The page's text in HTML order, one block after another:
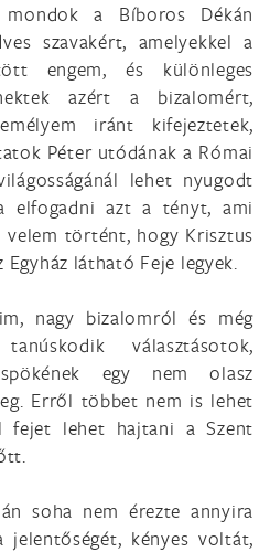
mondok a Bíboros Dékán
szavakért, amelyekkel a
engem, és különleges
azért a bizalomért,
iránt kifejeztetek,
Péter utódának a Római
lehet nyugodt
elfogadni azt a tényt, ami
történt, hogy Krisztus
látható Feje legyek.
nagy bizalomról és még
választásotok,
egy nem olasz
Erről többet nem is lehet
fejet lehet hajtani a Szent
soha nem érezte annyira
jelentőségét, kényes voltát,